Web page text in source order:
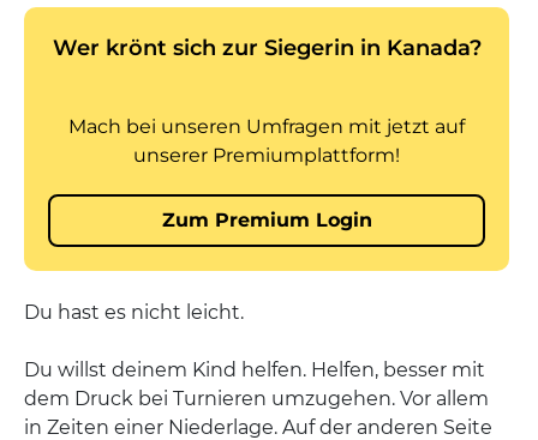
Du hast es nicht leicht.
Du willst deinem Kind helfen. Helfen, besser mit
dem Druck bei Turnieren umzugehen. Vor allem
in Zeiten einer Niederlage. Auf der anderen Seite